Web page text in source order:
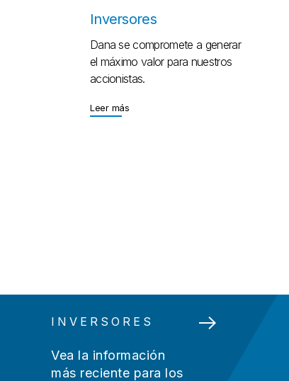
Inversores
Dana se compromete a generar
el máximo valor para nuestros
accionistas.
Leer másLeer más
INVERSORES
Vea la información
más reciente para los